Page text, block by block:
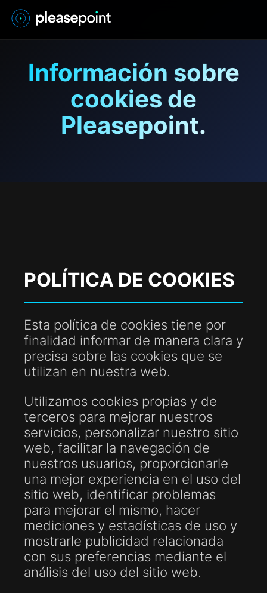
Información sobre
cookies de
Pleasepoint.
POLÍTICA DE COOKIES
Esta política de cookies tiene por
finalidad informar de manera clara y
precisa sobre las cookies que se
utilizan en nuestra web.
Utilizamos cookies propias y de
terceros para mejorar nuestros
servicios, personalizar nuestro sitio
web, facilitar la navegación de
nuestros usuarios, proporcionarle
una mejor experiencia en el uso del
sitio web, identificar problemas
para mejorar el mismo, hacer
mediciones y estadísticas de uso y
mostrarle publicidad relacionada
con sus preferencias mediante el
análisis del uso del sitio web.